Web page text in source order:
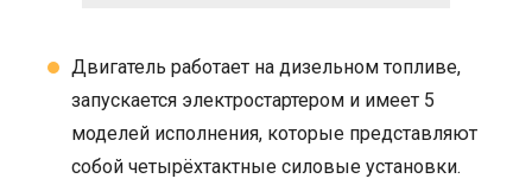
Двигатель работает на дизельном топливе,
запускается электростартером и имеет 5
моделей исполнения, которые представляют
собой четырёхтактные силовые установки.